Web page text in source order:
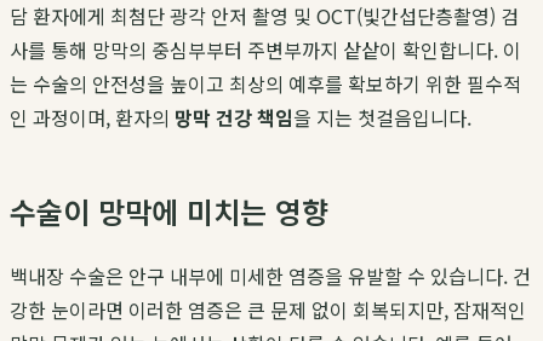
담 환자에게 최첨단 광각 안저 촬영 및 OCT(빛간섭단층촬영) 검
사를 통해 망막의 중심부부터 주변부까지 샅샅이 확인합니다. 이
는 수술의 안전성을 높이고 최상의 예후를 확보하기 위한 필수적
인 과정이며, 환자의 망막 건강 책임을 지는 첫걸음입니다.
수술이 망막에 미치는 영향
백내장 수술은 안구 내부에 미세한 염증을 유발할 수 있습니다. 건
강한 눈이라면 이러한 염증은 큰 문제 없이 회복되지만, 잠재적인